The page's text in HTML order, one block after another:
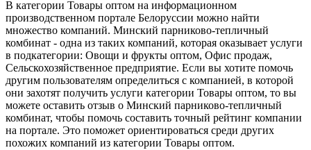
В категории Товары оптом на информационном
производственном портале Белоруссии можно найти
множество компаний. Минский парниково-тепличный
комбинат - одна из таких компаний, которая оказывает услуги
в подкатегории: Овощи и фрукты оптом, Офис продаж,
Сельскохозяйственное предприятие. Если вы хотите помочь
другим пользователям определиться с компанией, в которой
они захотят получить услуги категории Товары оптом, то вы
можете оставить отзыв о Минский парниково-тепличный
комбинат, чтобы помочь составить точный рейтинг компании
на портале. Это поможет ориентироваться среди других
похожих компаний из категории Товары оптом.